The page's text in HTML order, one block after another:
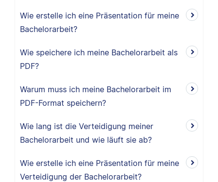
Wie erstelle ich eine Präsentation für meine
Bachelorarbeit?
Wie speichere ich meine Bachelorarbeit als
PDF?
Warum muss ich meine Bachelorarbeit im
PDF-Format speichern?
Wie lang ist die Verteidigung meiner
Bachelorarbeit und wie läuft sie ab?
Wie erstelle ich eine Präsentation für meine
Verteidigung der Bachelorarbeit?